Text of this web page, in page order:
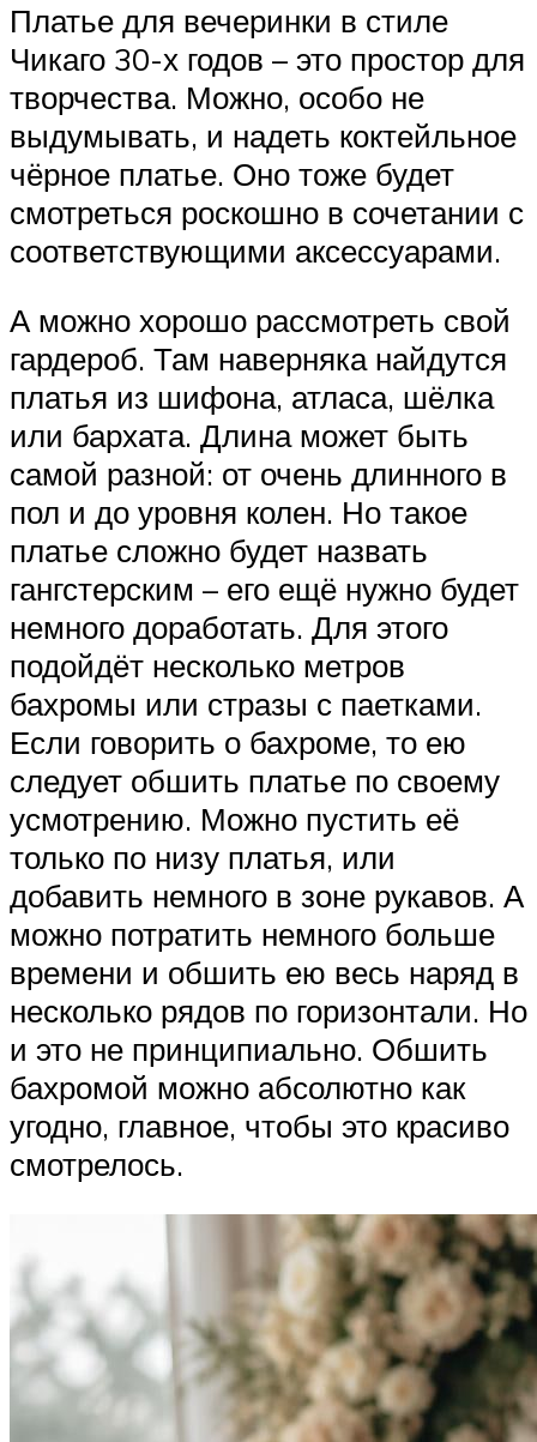
Платье для вечеринки в стиле
Чикаго 30-х годов – это простор для
творчества. Можно, особо не
выдумывать, и надеть коктейльное
чёрное платье. Оно тоже будет
смотреться роскошно в сочетании с
соответствующими аксессуарами.
А можно хорошо рассмотреть свой
гардероб. Там наверняка найдутся
платья из шифона, атласа, шёлка
или бархата. Длина может быть
самой разной: от очень длинного в
пол и до уровня колен. Но такое
платье сложно будет назвать
гангстерским – его ещё нужно будет
немного доработать. Для этого
подойдёт несколько метров
бахромы или стразы с паетками.
Если говорить о бахроме, то ею
следует обшить платье по своему
усмотрению. Можно пустить её
только по низу платья, или
добавить немного в зоне рукавов. А
можно потратить немного больше
времени и обшить ею весь наряд в
несколько рядов по горизонтали. Но
и это не принципиально. Обшить
бахромой можно абсолютно как
угодно, главное, чтобы это красиво
смотрелось.